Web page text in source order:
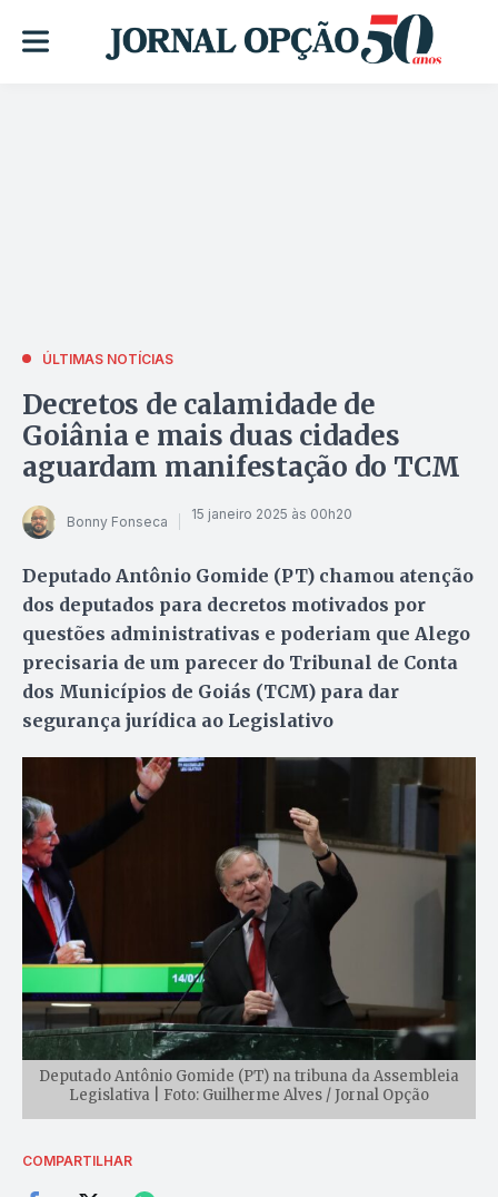
ÚLTIMAS NOTÍCIAS
Decretos de calamidade de
Goiânia e mais duas cidades
aguardam manifestação do TCM
Bonny Fonseca 15 janeiro 2025 às 00h20
Deputado Antônio Gomide (PT) chamou atenção
dos deputados para decretos motivados por
questões administrativas e poderiam que Alego
precisaria de um parecer do Tribunal de Conta
dos Municípios de Goiás (TCM) para dar
segurança jurídica ao Legislativo
Deputado Antônio Gomide (PT) na tribuna da Assembleia
Legislativa | Foto: Guilherme Alves / Jornal Opção
COMPARTILHAR